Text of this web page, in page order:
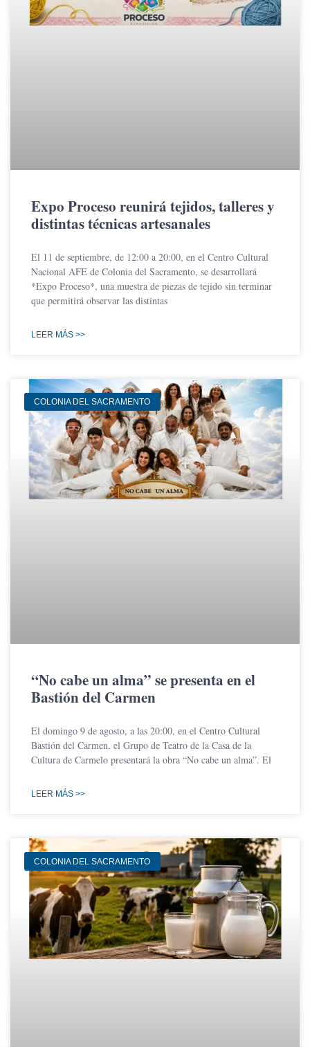
Expo Proceso reunirá tejidos, talleres y
distintas técnicas artesanales
El 11 de septiembre, de 12:00 a 20:00, en el Centro Cultural
Nacional AFE de Colonia del Sacramento, se desarrollará
*Expo Proceso*, una muestra de piezas de tejido sin terminar
que permitirá observar las distintas
LEER MÁS >>
COLONIA DEL SACRAMENTO
“No cabe un alma” se presenta en el
Bastión del Carmen
El domingo 9 de agosto, a las 20:00, en el Centro Cultural
Bastión del Carmen, el Grupo de Teatro de la Casa de la
Cultura de Carmelo presentará la obra “No cabe un alma”. El
LEER MÁS >>
COLONIA DEL SACRAMENTO